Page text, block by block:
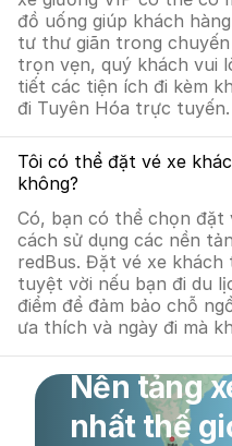
đồ uống giúp khách
tư thư giãn trong
trọn vẹn, quý khách vui
tiết các tiện ích đi kèm
đi Tuyên Hóa trực tuyến.
Tôi có thể đặt vé xe
không?
Có, bạn có thể chọn đặt
cách sử dụng các nền
redBus. Đặt vé xe
tuyệt vời nếu bạn đi du
điểm để đảm bảo chỗ
ưa thích và ngày đi mà
Nền tảng
nhất thế